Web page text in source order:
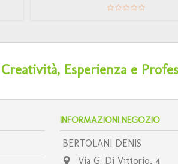
Esperienza e
INFORMAZIONI NEGOZIO
BERTOLANI DENIS
Via G. Di Vittorio, 4